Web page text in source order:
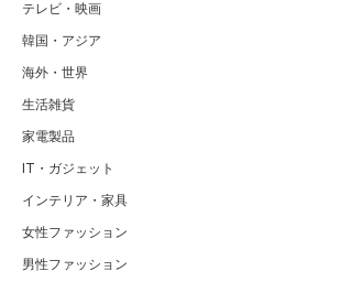
テレビ・映画
韓国・アジア
海外・世界
生活雑貨
家電製品
IT・ガジェット
インテリア・家具
女性ファッション
男性ファッション